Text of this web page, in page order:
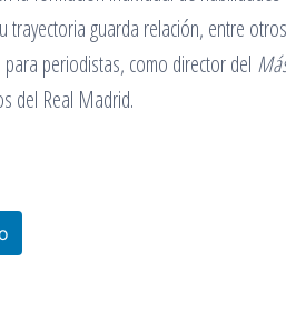
guarda relación, entre
periodistas, como director del
del Real Madrid.